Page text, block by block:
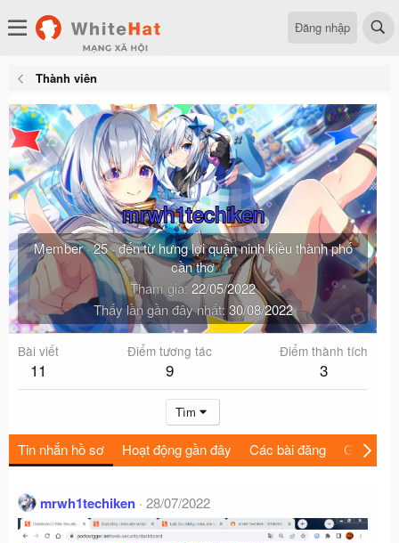
Đăng nhập
Thành viên
mrwh1techiken
Member·25·đến từ hưng lợi quận ninh kiều thành phố
cần thơ
Tham gia 22/05/2022
Thấy lần gần đây nhất 30/08/2022
Bài viết
11
Điểm tương tác
9
Điểm thành tích
3
Tìm
Tin nhắn hồ sơ Hoạt động gần đây Các bài đăng Giới thiệu
mrwh1techiken 28/07/2022